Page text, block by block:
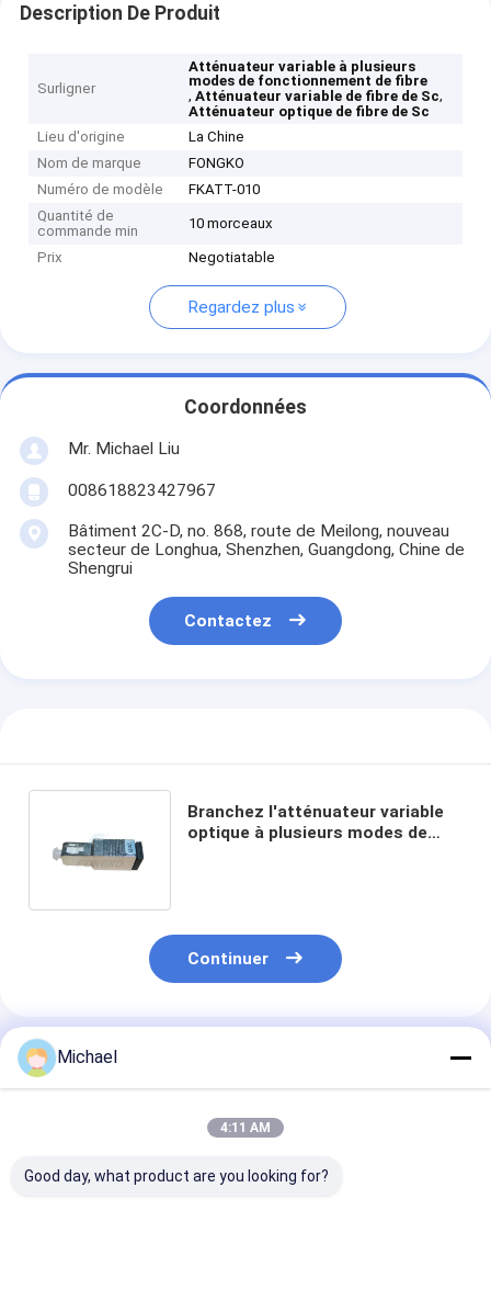
Description De Produit
Surligner
Atténuateur variable à plusieurs
modes de fonctionnement de fibre
,Atténuateur variable de fibre de Sc,
Atténuateur optique de fibre de Sc
Lieu d'origine
La Chine
Nom de marque
FONGKO
Numéro de modèle
FKATT-010
Quantité de
commande min
10 morceaux
Prix Negotiatable
Regardez plus
Coordonnées
Mr. Michael Liu
008618823427967
Bâtiment 2C-D, no. 868, route de Meilong, nouveau
secteur de Longhua, Shenzhen, Guangdong, Chine de
Shengrui
Contactez
Branchez l'atténuateur variable
optique à plusieurs modes de
Continuer
Produits Recommandés
Michael
4:11 AM
Good day, what product are you looking for?